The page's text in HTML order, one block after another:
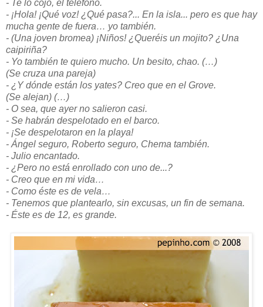
- Te lo cojo, el teléfono.
- ¡Hola! ¡Qué voz! ¿Qué pasa?... En la isla... pero es que hay
mucha gente de fuera… yo también.
- (Una joven bromea) ¡Niños! ¿Queréis un mojito? ¿Una
caipiriña?
- Yo también te quiero mucho. Un besito, chao. (…)
(Se cruza una pareja)
- ¿Y dónde están los yates? Creo que en el Grove.
(Se alejan) (…)
- O sea, que ayer no salieron casi.
- Se habrán despelotado en el barco.
- ¡Se despelotaron en la playa!
- Ángel seguro, Roberto seguro, Chema también.
- Julio encantado.
- ¿Pero no está enrollado con uno de...?
- Creo que en mi vida…
- Como éste es de vela…
- Tenemos que plantearlo, sin excusas, un fin de semana.
- Éste es de 12, es grande.